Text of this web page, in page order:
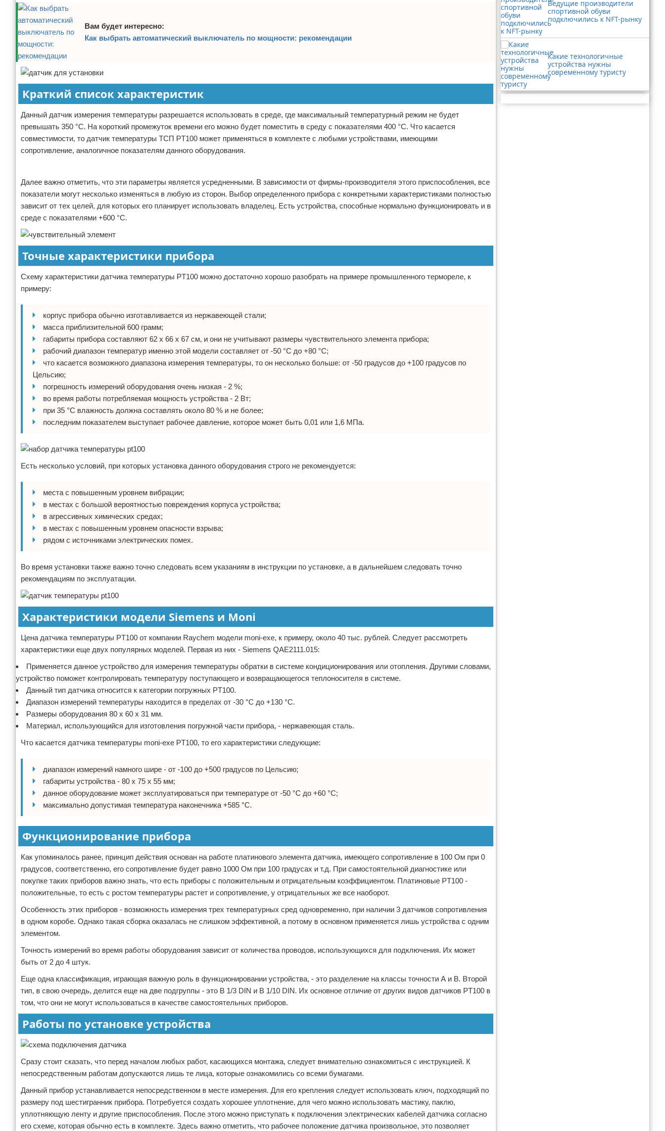
Вам будет интересно:
Как выбрать автоматический выключатель по мощности: рекомендации
Краткий список характеристик
Данный датчик измерения температуры разрешается использовать в среде, где максимальный температурный режим не будет
превышать 350 °С. На короткий промежуток времени его можно будет поместить в среду с показателями 400 °С. Что касается
совместимости, то датчик температуры ТСП PT100 может применяться в комплекте с любыми устройствами, имеющими
сопротивление, аналогичное показателям данного оборудования.
Далее важно отметить, что эти параметры является усредненными. В зависимости от фирмы-производителя этого приспособления, все
показатели могут несколько изменяться в любую из сторон. Выбор определенного прибора с конкретными характеристиками полностью
зависит от тех целей, для которых его планирует использовать владелец. Есть устройства, способные нормально функционировать и в
среде с показателями +600 °С.
Точные характеристики прибора
Схему характеристики датчика температуры PT100 можно достаточно хорошо разобрать на примере промышленного термореле, к
примеру:
корпус прибора обычно изготавливается из нержавеющей стали;
масса приблизительной 600 грамм;
габариты прибора составляют 62 х 66 х 67 см, и они не учитывают размеры чувствительного элемента прибора;
рабочий диапазон температур именно этой модели составляет от -50 °С до +80 °С;
что касается возможного диапазона измерения температуры, то он несколько больше: от -50 градусов до +100 градусов по
Цельсию;
погрешность измерений оборудования очень низкая - 2 %;
во время работы потребляемая мощность устройства - 2 Вт;
при 35 °С влажность должна составлять около 80 % и не более;
последним показателем выступает рабочее давление, которое может быть 0,01 или 1,6 МПа.
Есть несколько условий, при которых установка данного оборудования строго не рекомендуется:
места с повышенным уровнем вибрации;
в местах с большой вероятностью повреждения корпуса устройства;
в агрессивных химических средах;
в местах с повышенным уровнем опасности взрыва;
рядом с источниками электрических помех.
Во время установки также важно точно следовать всем указаниям в инструкции по установке, а в дальнейшем следовать точно
рекомендациям по эксплуатации.
Характеристики модели Siemens и Moni
Цена датчика температуры PT100 от компании Raychem модели moni-exe, к примеру, около 40 тыс. рублей. Следует рассмотреть
характеристики еще двух популярных моделей. Первая из них - Siemens QAE2111.015:
Применяется данное устройство для измерения температуры обратки в системе кондиционирования или отопления. Другими словами,
устройство поможет контролировать температуру поступающего и возвращающегося теплоносителя в системе.
Данный тип датчика относится к категории погружных PT100.
Диапазон измерений температуры находится в пределах от -30 °С до +130 °С.
Размеры оборудования 80 х 60 х 31 мм.
Материал, использующийся для изготовления погружной части прибора, - нержавеющая сталь.
Что касается датчика температуры moni-exe PT100, то его характеристики следующие:
диапазон измерений намного шире - от -100 до +500 градусов по Цельсию;
габариты устройства - 80 х 75 х 55 мм;
данное оборудование может эксплуатироваться при температуре от -50 °С до +60 °С;
максимально допустимая температура наконечника +585 °С.
Функционирование прибора
Как упоминалось ранее, принцип действия основан на работе платинового элемента датчика, имеющего сопротивление в 100 Ом при 0
градусов, соответственно, его сопротивление будет равно 1000 Ом при 100 градусах и т.д. При самостоятельной диагностике или
покупке таких приборов важно знать, что есть приборы с положительным и отрицательным коэффициентом. Платиновые PT100 -
положительные, то есть с ростом температуры растет и сопротивление, у отрицательных же все наоборот.
Особенность этих приборов - возможность измерения трех температурных сред одновременно, при наличии 3 датчиков сопротивления
в одном коробе. Однако такая сборка оказалась не слишком эффективной, а потому в основном применяется лишь устройства с одним
элементом.
Точность измерений во время работы оборудования зависит от количества проводов, использующихся для подключения. Их может
быть от 2 до 4 штук.
Еще одна классификация, играющая важную роль в функционировании устройства, - это разделение на классы точности А и В. Второй
тип, в свою очередь, делится еще на две подгруппы - это В 1/3 DIN и В 1/10 DIN. Их основное отличие от других видов датчиков PT100 в
том, что они не могут использоваться в качестве самостоятельных приборов.
Работы по установке устройства
Сразу стоит сказать, что перед началом любых работ, касающихся монтажа, следует внимательно ознакомиться с инструкцией. К
непосредственным работам допускаются лишь те лица, которые ознакомились со всеми бумагами.
Данный прибор устанавливается непосредственном в месте измерения. Для его крепления следует использовать ключ, подходящий по
размеру под шестигранник прибора. Потребуется создать хорошее уплотнение, для чего можно использовать мастику, паклю,
уплотняющую ленту и другие приспособления. После этого можно приступать к подключения электрических кабелей датчика согласно
его схеме, которая обычно есть в комплекте. Здесь важно отметить, что рабочее положение датчика произвольное, это позволяет
Ведущие производители
спортивной обуви
подключились к NFT-рынку
Какие технологичные
устройства нужны
современному туристу